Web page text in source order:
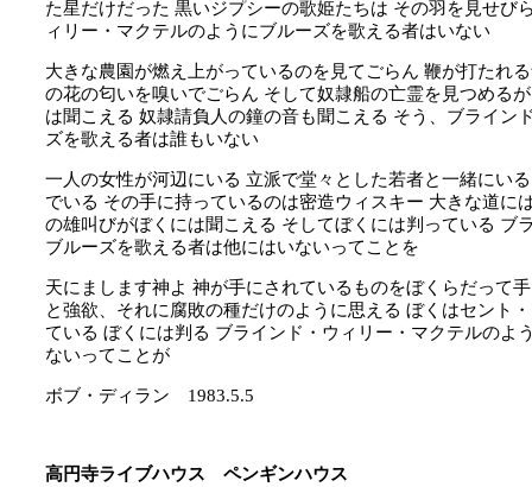
た星だけだった 黒いジプシーの歌姫たちは その羽を見せび
ィリー・マクテルのようにブルーズを歌える者はいない
大きな農園が燃え上がっているのを見てごらん 鞭が打たれ
の花の匂いを嗅いでごらん そして奴隷船の亡霊を見つめる
は聞こえる 奴隷請負人の鐘の音も聞こえる そう、ブライン
ズを歌える者は誰もいない
一人の女性が河辺にいる 立派で堂々とした若者と一緒にいる
でいる その手に持っているのは密造ウィスキー 大きな道に
の雄叫びがぼくには聞こえる そしてぼくには判っている ブ
ブルーズを歌える者は他にはいないってことを
天にまします神よ 神が手にされているものをぼくらだって
と強欲、それに腐敗の種だけのように思える ぼくはセント
ている ぼくには判る ブラインド・ウィリー・マクテルのよ
ないってことが
ボブ・ディラン 1983.5.5
高円寺ライブハウス ペンギンハウス